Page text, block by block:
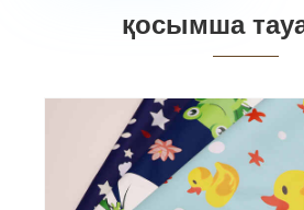
қосымша